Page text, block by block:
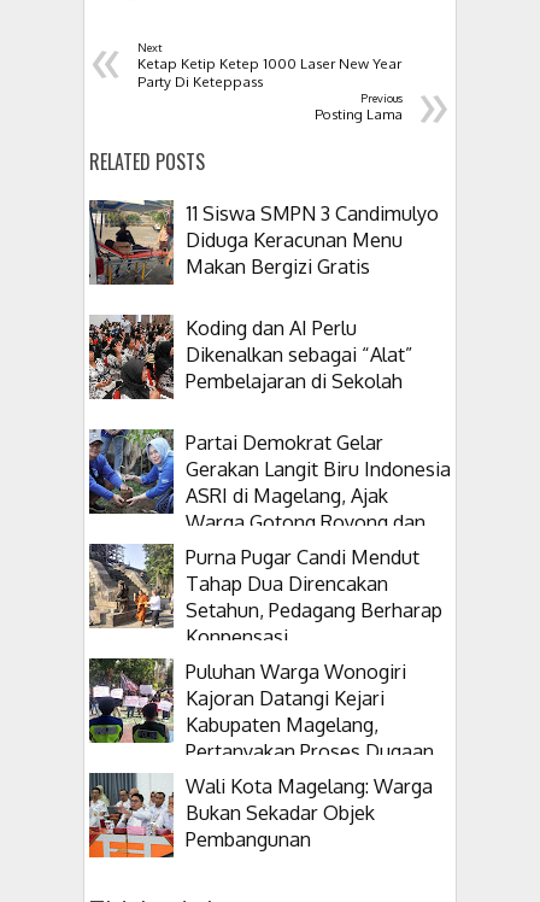
« Next
Ketap Ketip Ketep 1000 Laser New Year
Party Di Keteppass
»
Previous
Posting Lama
RELATED POSTS
11 Siswa SMPN 3 Candimulyo
Diduga Keracunan Menu
Makan Bergizi Gratis
Koding dan AI Perlu
Dikenalkan sebagai “Alat”
Pembelajaran di Sekolah
Partai Demokrat Gelar
Gerakan Langit Biru Indonesia
ASRI di Magelang, Ajak
Warga Gotong Royong dan
Tanam Pohon
Purna Pugar Candi Mendut
Tahap Dua Direncakan
Setahun, Pedagang Berharap
Konpensasi
Puluhan Warga Wonogiri
Kajoran Datangi Kejari
Kabupaten Magelang,
Pertanyakan Proses Dugaan
Korupsi Kepala Desanya
Wali Kota Magelang: Warga
Bukan Sekadar Objek
Pembangunan